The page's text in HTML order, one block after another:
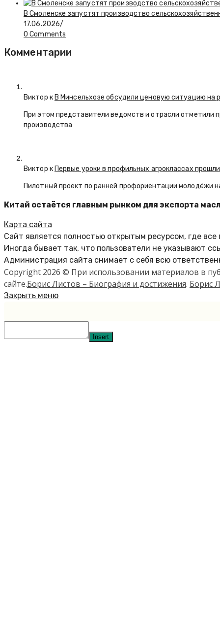
В Смоленске запустят производство
17.06.2026/
0 Comments
Комментарии
Виктор кВ Минсельхозе обсудили ценовую ситуацию на
При этом представители ведомств и отрасли отметили
производства
Виктор кПервые уроки в профильных агроклассах
Пилотный проект по ранней профориентации молодёжи
Китай остаётся главным рынком для экспорта
Карта сайта
Сайт является полностью открытым ресурсом, где
Иногда бывает так, что пользователи не указывают
Администрация сайта снимает с себя всю
Copyright 2026 © При использовании материалов в
сайте.Борис Листов – Биография и достижения. Борис
Закрыть меню
Insert